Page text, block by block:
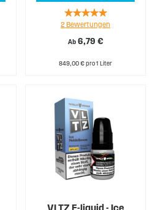
Ab 6,79 €
Rating:
100%
2 Bewertungen
849,00 € pro 1 Liter